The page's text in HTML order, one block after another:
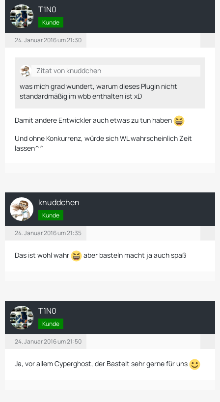
T1N0
Kunde
24. Januar 2016 um 21:30
Zitat von knuddchen
was mich grad wundert, warum dieses Plugin nicht
standardmäßig im wbb enthalten ist xD
Damit andere Entwickler auch etwas zu tun haben
Und ohne Konkurrenz, würde sich WL wahrscheinlich Zeit
lassen^^
knuddchen
Kunde
24. Januar 2016 um 21:35
Das ist wohl wahr aber basteln macht ja auch spaß
T1N0
Kunde
24. Januar 2016 um 21:50
Ja, vor allem Cyperghost, der Bastelt sehr gerne für uns